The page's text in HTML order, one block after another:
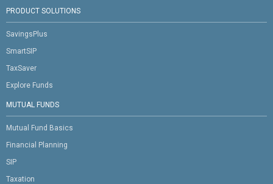
PRODUCT SOLUTIONS
SavingsPlus
SmartSIP
TaxSaver
Explore Funds
MUTUAL FUNDS
Mutual Fund Basics
Financial Planning
SIP
Taxation